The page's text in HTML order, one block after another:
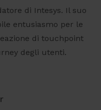
di Intesys. Il suo
entusiasmo per le
di touchpoint
degli utenti.